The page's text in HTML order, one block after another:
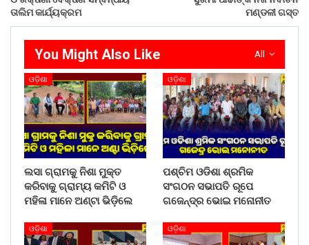
ତାଲିମ କାର୍ଯ୍ୟକ୍ରମ
ମଣ୍ଡଳୀ ଗସ୍ତ
All
You Might Also Like
ଓଡ଼ିଶା
ଲସା ଗ୍ରାମକୁ ନିଶା ମୁକ୍ତ
କରିବାକୁ ଗ୍ରାମ୍ୟ କମିଟି ଓ
ମହିଳା ମାନେ ଅଣ୍ଟା ଭିଡ଼ିଲେ
ଓଡ଼ିଶା
ପଶ୍ଚିମ ଓଡିଶା ଶ୍ରମିକ
ସଂଗଠନ ସଭାପତି ରୂପେ
ଗଜେନ୍ଦ୍ର ଭୋଇ ମନୋନୀତ
ଓଡ଼ିଶା ଓଡ଼ିଶା